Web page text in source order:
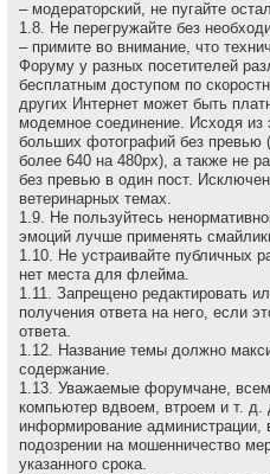
– модераторский, не пугайте
1.8. Не перегружайте без
– примите во внимание, что
Форуму у разных посетителей
бесплатным доступом по
других Интернет может быть
модемное соединение. Исходя из
больших фотографий без превью
более 640 на 480рх), а также не
без превью в один пост.
ветеринарных темах.
1.9. Не пользуйтесь
эмоций лучше применять
1.10. Не устраивайте публичных
нет места для флейма.
1.11. Запрещено редактировать
получения ответа на него, если
ответа.
1.12. Название темы должно
содержание.
1.13. Уважаемые форумчане,
компьютер вдвоем, втроем и т. д.
информирование администрации,
подозрении на мошенничество
указанного срока.